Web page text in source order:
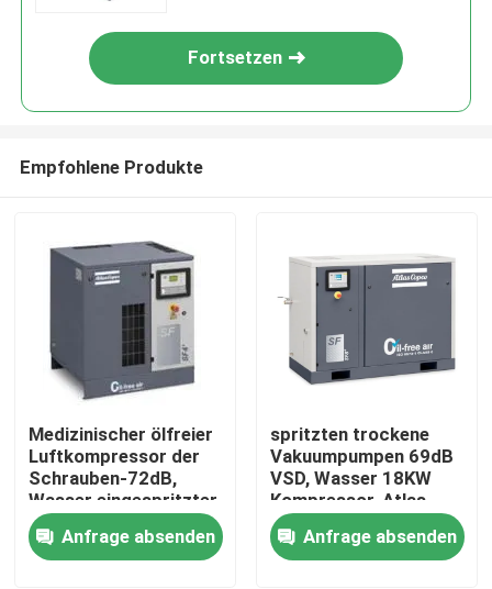
Fortsetzen
Empfohlene Produkte
Medizinischer ölfreier
Luftkompressor der
Schrauben-72dB,
Wasser eingespritzter
Kompressor der
Schrauben-IP55
Anfrage absenden
spritzten trockene
Vakuumpumpen 69dB
VSD, Wasser 18KW
Kompressor-Atlas
Copco AQ 18 ein
Anfrage absenden